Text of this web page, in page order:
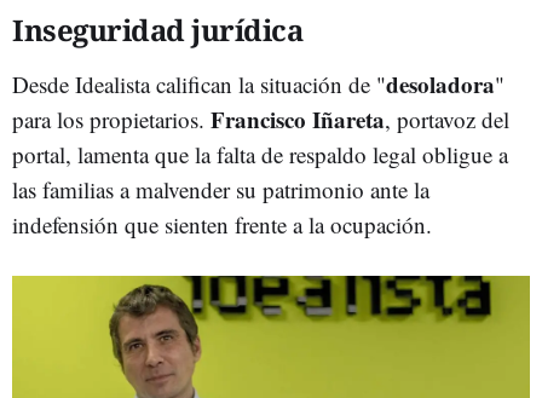
Inseguridad jurídica
Desde Idealista califican la situación de "desoladora"
para los propietarios. Francisco Iñareta, portavoz del
portal, lamenta que la falta de respaldo legal obligue a
las familias a malvender su patrimonio ante la
indefensión que sienten frente a la ocupación.